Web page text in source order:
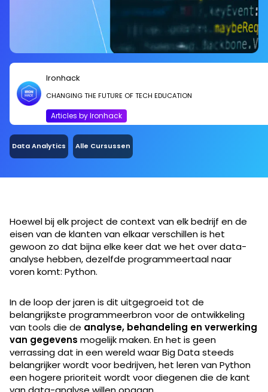
Ironhack
CHANGING THE FUTURE OF TECH EDUCATION
Articles by Ironhack
Data Analytics Alle Cursussen
Hoewel bij elk project de context van elk bedrijf en de
eisen van de klanten van elkaar verschillen is het
gewoon zo dat bijna elke keer dat we het over data-
analyse hebben, dezelfde programmeertaal naar
voren komt: Python.
In de loop der jaren is dit uitgegroeid tot de
belangrijkste programmeerbron voor de ontwikkeling
van tools die de analyse, behandeling en verwerking
van gegevens mogelijk maken. En het is geen
verrassing dat in een wereld waar Big Data steeds
belangrijker wordt voor bedrijven, het leren van Python
een hogere prioriteit wordt voor diegenen die de kant